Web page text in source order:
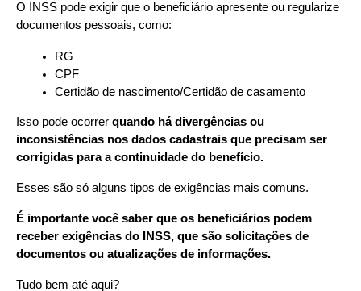
O INSS pode exigir que o beneficiário apresente ou regularize
documentos pessoais, como:
RG
CPF
Certidão de nascimento/Certidão de casamento
Isso pode ocorrer quando há divergências ou
inconsistências nos dados cadastrais que precisam ser
corrigidas para a continuidade do benefício.
Esses são só alguns tipos de exigências mais comuns.
É importante você saber que os beneficiários podem
receber exigências do INSS, que são solicitações de
documentos ou atualizações de informações.
Tudo bem até aqui?